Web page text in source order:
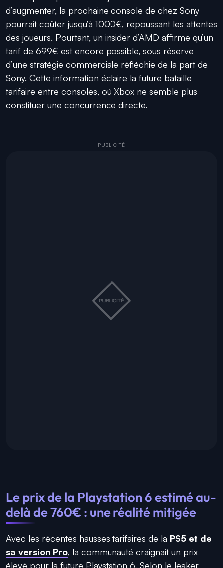
d’augmenter, la prochaine console de chez Sony
pourrait coûter jusqu’à 1000€, repoussant les attentes
des joueurs. Pourtant, un insider d’AMD affirme qu’un
tarif de 699€ est encore possible, sous réserve
d’une stratégie commerciale réfléchie de la part de
Sony. Cette information éclaire la future bataille
tarifaire entre consoles, où Xbox ne semble plus
constituer une concurrence directe.
Le prix de la Playstation 6 estimé au-
delà de 760€ : une réalité mitigée
Avec les récentes hausses tarifaires de la PS5 et de
sa version Pro, la communauté craignait un prix
élevé pour la future Playstation 6. Selon le leaker